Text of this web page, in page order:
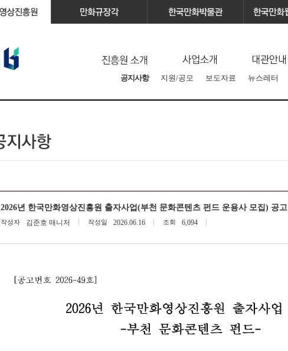
공지사항 지원/공모 보도자료 뉴스레터
2026년 한국만화영상진흥원 출자사업(부천 문화콘텐츠 펀드 운용사 모집) 공고
작성자 김준호 매니저 작성일 2026.06.16 조회 6,094